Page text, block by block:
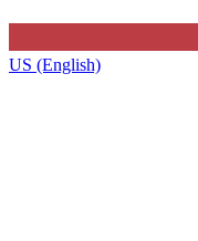
US (English)